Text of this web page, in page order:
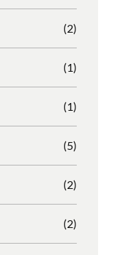
(2)
(1)
(1)
(5)
(2)
(2)